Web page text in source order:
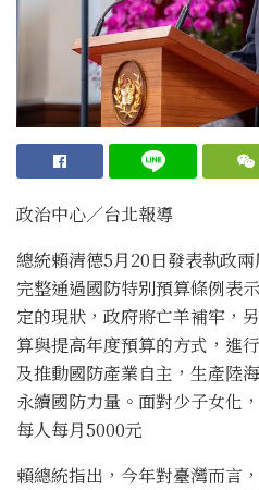
政治中心∕台北報導
總統賴清德5月20日發表執政
完整通過國防特別預算條例表
定的現狀，政府將亡羊補牢，
算與提高年度預算的方式，進
及推動國防產業自主，生產陸
永續國防力量。面對少子女化
每人每月5000元
賴總統指出，今年對臺灣而言